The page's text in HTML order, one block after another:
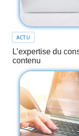
ACTU
L’expertise du
contenu